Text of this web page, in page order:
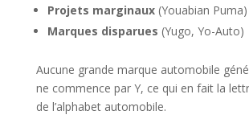
Projets marginaux(Youabian Puma)
Marques disparues (Yugo, Yo-Auto)
Aucune grande marque automobile
ne commence par Y, ce qui en fait la
de l’alphabet automobile.